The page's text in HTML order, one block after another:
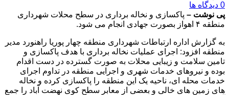
0 دیدگاه ها
پی نوشت – پاکسازی و نخاله برداری در سطح محلات شهرداری
منطقه ۴ اهواز بصورت جهادی انجام می شود.
به گزارش اداره ارتباطات شهرداری منطقه چهار پوریا راهنورد مدیر
منطقه افزود: اجرای عملیات نخاله برداری با هدف پاکسازی و
تامین سلامت و زیبایی محلات به صورت گسترده در دست اقدام
بوده و نیروهای خدمات شهری و اجرایی منطقه در تداوم اجرای
خدمات محله ای، ناحیه یک این منطقه را پاکسازی کرده و نخاله
های زمین های خالی و بعضی از معابر سطح کوی نهضت آباد را جمع